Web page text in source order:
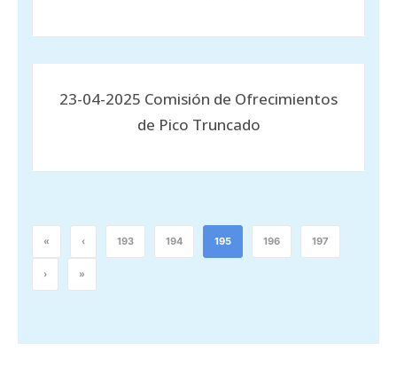
23-04-2025 Comisión de Ofrecimientos
de Pico Truncado
« ‹ 193 194 195 196 197
› »